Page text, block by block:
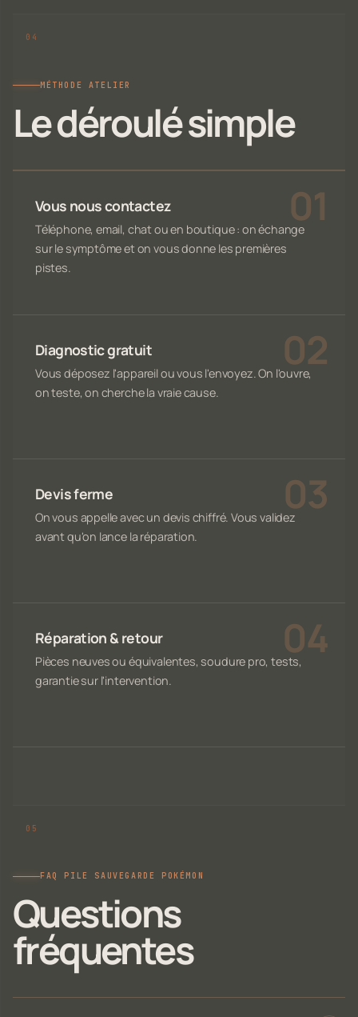
MÉTHODE ATELIER
Le déroulé simple
Vous nous contactez
Téléphone, email, chat ou en boutique : on échange
sur le symptôme et on vous donne les premières
pistes.
Diagnostic gratuit
Vous déposez l'appareil ou vous l'envoyez. On l'ouvre,
on teste, on cherche la vraie cause.
Devis ferme
On vous appelle avec un devis chiffré. Vous validez
avant qu'on lance la réparation.
Réparation & retour
Pièces neuves ou équivalentes, soudure pro, tests,
garantie sur l'intervention.
FAQ PILE SAUVEGARDE POKÉMON
Questions
fréquentes